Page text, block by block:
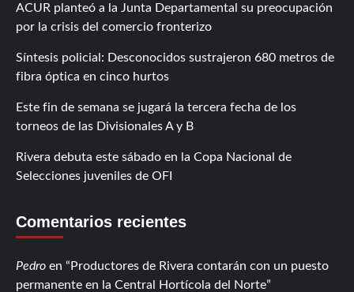
ACUR planteó a la Junta Departamental su preocupación
por la crisis del comercio fronterizo
Síntesis policial: Desconocidos sustrajeron 680 metros de
fibra óptica en cinco hurtos
Este fin de semana se jugará la tercera fecha de los
torneos de las Divisionales A y B
Rivera debuta este sábado en la Copa Nacional de
Selecciones juveniles de OFI
Comentarios recientes
Pedro en
Productores de Rivera contarán con un puesto
permanente en la Central Hortícola del Norte